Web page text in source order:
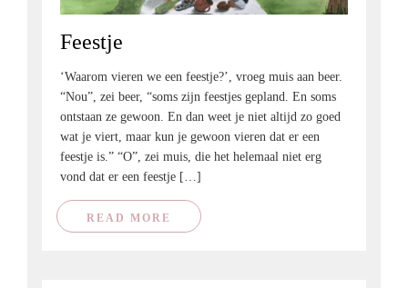
Feestje
‘Waarom vieren we een feestje?’, vroeg muis aan beer.
“Nou”, zei beer, “soms zijn feestjes gepland. En soms
ontstaan ze gewoon. En dan weet je niet altijd zo goed
wat je viert, maar kun je gewoon vieren dat er een
feestje is.” “O”, zei muis, die het helemaal niet erg
vond dat er een feestje […]
READ MORE